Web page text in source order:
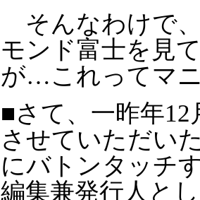
そんなわけで
モンド富士を見
が…これってマ
■さて、一昨年
させていただい
にバトンタッチ
編集兼発行人と